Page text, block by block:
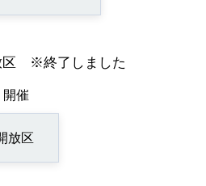
区 ※終了しました
催
放区